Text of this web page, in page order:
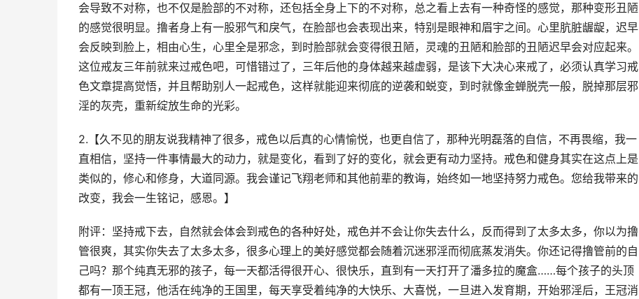
会导致不对称，也不仅是脸部的不对称，还包括全身上下的不对称，总之看上去有一种奇怪的感觉，那种变形丑陋
的感觉很明显。撸者身上有一股邪气和戾气，在脸部也会表现出来，特别是眼神和眉宇之间。心里肮脏龌龊，迟早
会反映到脸上，相由心生，心里全是邪念，到时脸部就会变得很丑陋，灵魂的丑陋和脸部的丑陋迟早会对应起来。
这位戒友三年前就来过戒色吧，可惜错过了，三年后他的身体越来越虚弱，是该下大决心来戒了，必须认真学习戒
色文章提高觉悟，并且帮助别人一起戒色，这样就能迎来彻底的逆袭和蜕变，到时就像金蝉脱壳一般，脱掉那层邪
淫的灰壳，重新绽放生命的光彩。
2.【久不见的朋友说我精神了很多，戒色以后真的心情愉悦，也更自信了，那种光明磊落的自信，不再畏缩，我一
直相信，坚持一件事情最大的动力，就是变化，看到了好的变化，就会更有动力坚持。戒色和健身其实在这点上是
类似的，修心和修身，大道同源。我会谨记飞翔老师和其他前辈的教诲，始终如一地坚持努力戒色。您给我带来的
改变，我会一生铭记，感恩。】
附评：坚持戒下去，自然就会体会到戒色的各种好处，戒色并不会让你失去什么，反而得到了太多太多，你以为撸
管很爽，其实你失去了太多太多，很多心理上的美好感觉都会随着沉迷邪淫而彻底蒸发消失。你还记得撸管前的自
己吗？那个纯真无邪的孩子，每一天都活得很开心、很快乐，直到有一天打开了潘多拉的魔盒……每个孩子的头顶
都有一顶王冠，他活在纯净的王国里，每天享受着纯净的大快乐、大喜悦，一旦进入发育期，开始邪淫后，王冠消